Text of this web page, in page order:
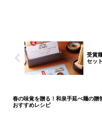
受賞
セッ
春の味覚を贈る！和泉手延べ麺の贈
おすすめレシピ